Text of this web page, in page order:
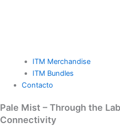
ITM Merchandise
ITM Bundles
Contacto
Pale Mist – Through the
Connectivity